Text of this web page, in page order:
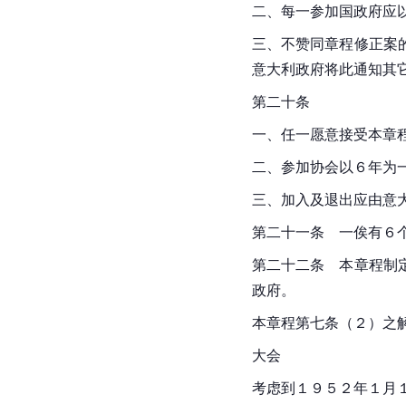
二、每一参加国政府应
三、不赞同章程修正案
意大利政府将此通知其
第二十条
一、任一愿意接受本章
二、参加协会以６年为
三、加入及退出应由意
第二十一条　一俟有６
第二十二条　本章程制
政府。
本章程第七条（２）之
大会
考虑到１９５２年１月